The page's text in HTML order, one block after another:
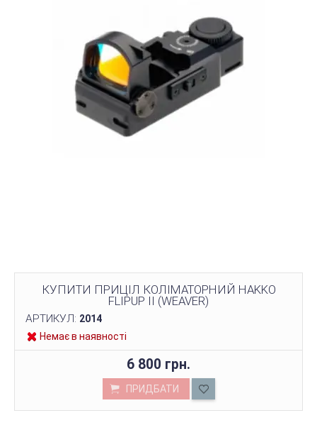
КУПИТИ ПРИЦІЛ КОЛІМАТОРНИЙ HAKKO
FLIPUP II (WEAVER)
АРТИКУЛ: 2014
Немає в наявності
6 800 грн.
ПРИДБАТИ